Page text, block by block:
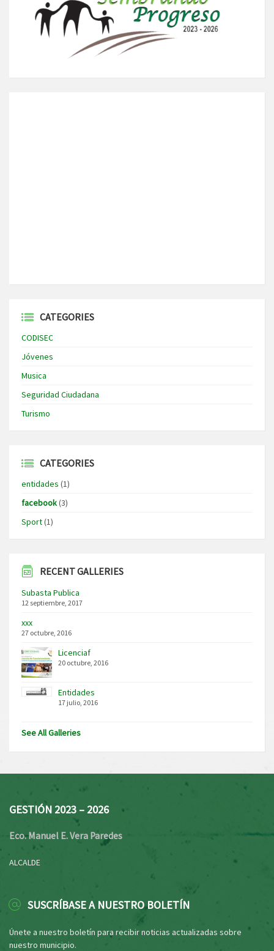
CATEGORIES
CODISEC
Jóvenes
Musica
Seguridad Ciudadana
Turismo
CATEGORIES
entidades (1)
facebook(3)
Sport(1)
RECENT GALLERIES
Subasta Publica
12 septiembre, 2017
xxx
27 octubre, 2016
Licenciaf
20 octubre, 2016
Entidades
17 julio, 2016
See All Galleries
GESTIÓN 2023 – 2026
Eco. Manuel E. Vera Paredes
ALCALDE
SUSCRÍBASE A NUESTRO BOLETÍN
Únete a nuestro boletín para recibir noticias actualizadas sobre
nuestro municipio.